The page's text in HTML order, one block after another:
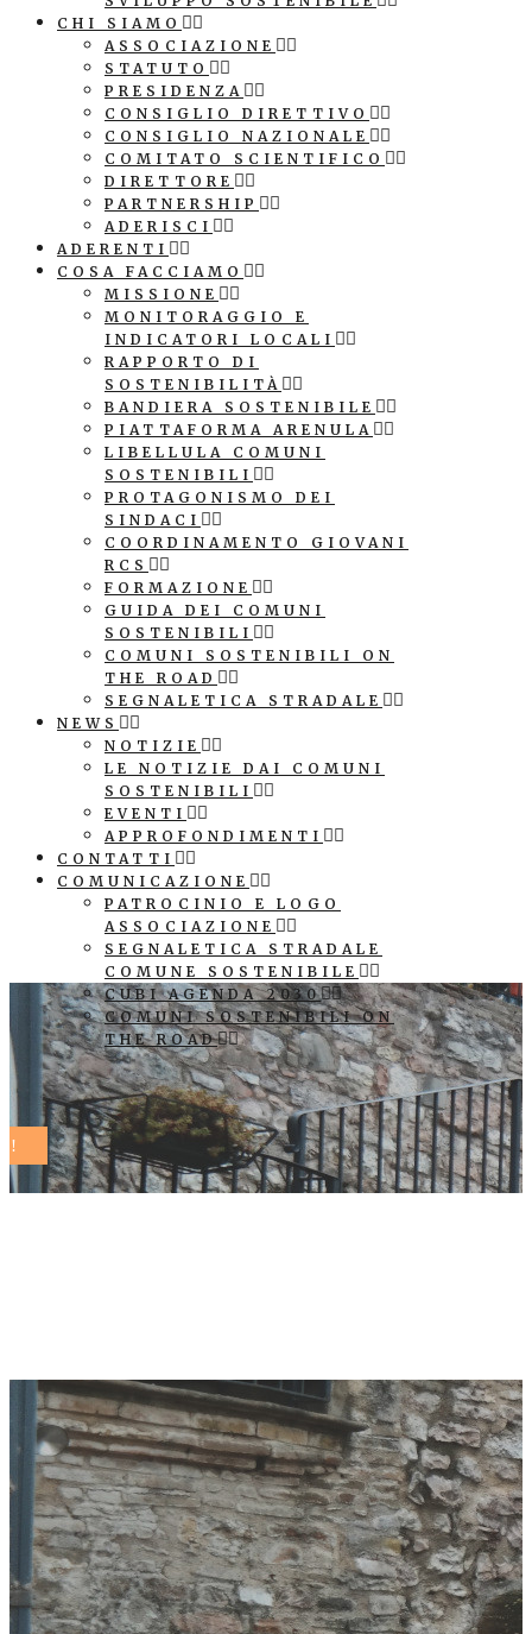
CHI SIAMO
ASSOCIAZIONE
STATUTO
PRESIDENZA
CONSIGLIO DIRETTIVO
CONSIGLIO NAZIONALE
COMITATO SCIENTIFICO
DIRETTORE
PARTNERSHIP
ADERISCI
ADERENTI
COSA FACCIAMO
MISSIONE
MONITORAGGIO E
INDICATORI LOCALI
RAPPORTO DI
SOSTENIBILITÀ
BANDIERA SOSTENIBILE
PIATTAFORMA ARENULA
LIBELLULA COMUNI
SOSTENIBILI
PROTAGONISMO DEI
SINDACI
COORDINAMENTO GIOVANI
RCS
FORMAZIONE
GUIDA DEI COMUNI
SOSTENIBILI
COMUNI SOSTENIBILI ON
THE ROAD
SEGNALETICA STRADALE
NEWS
NOTIZIE
LE NOTIZIE DAI COMUNI
SOSTENIBILI
EVENTI
APPROFONDIMENTI
CONTATTI
COMUNICAZIONE
PATROCINIO E LOGO
ASSOCIAZIONE
SEGNALETICA STRADALE
COMUNE SOSTENIBILE
CUBI AGENDA 2030
COMUNI SOSTENIBILI ON
THE ROAD